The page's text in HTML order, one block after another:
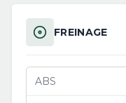
FREINAGE
ABS